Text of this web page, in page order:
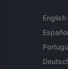
English
Español